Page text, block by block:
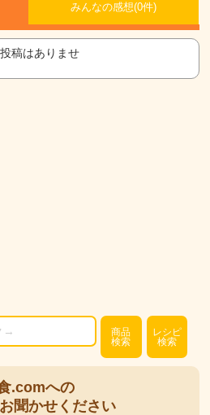
みんなの感想(0件)
稿はありませ
商品
検索
レシピ
検索
.comへの
聞かせください